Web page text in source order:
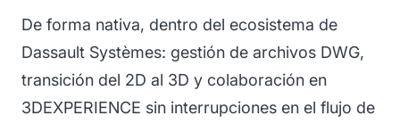
De forma nativa, dentro del ecosistema de
Dassault Systèmes: gestión de archivos DWG,
transición del 2D al 3D y colaboración en
3DEXPERIENCE sin interrupciones en el flujo de